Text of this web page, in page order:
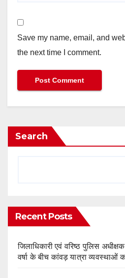
Save my name, email, and
the next time I comment.
Search
Recent Posts
जिलाधिकारी एवं वरिष्ठ पुलिस
वर्षा के बीच कांवड़ यात्रा व्यवस्थाओं